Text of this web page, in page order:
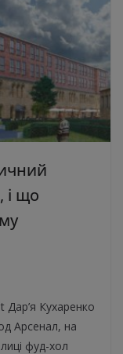
і що
Дар’я Кухаренко
Арсенал, на
фуд-хол